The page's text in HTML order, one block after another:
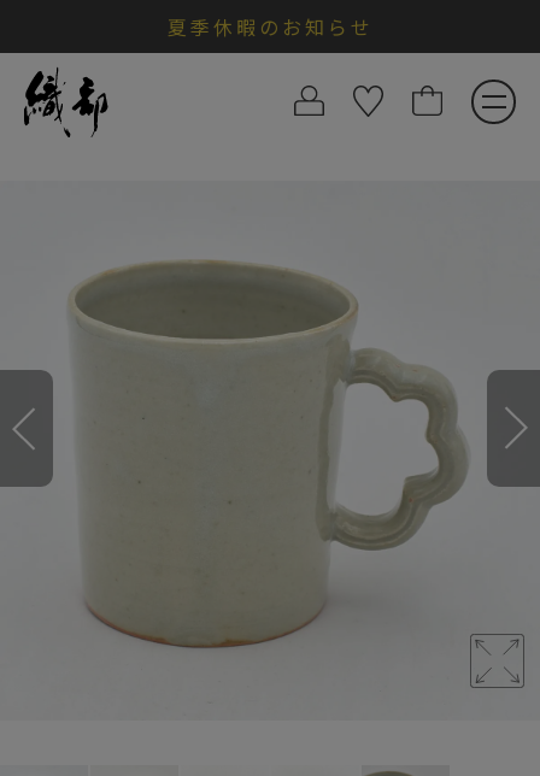
夏季休暇のお知らせ